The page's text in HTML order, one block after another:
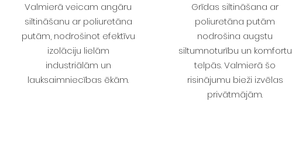
Valmierā veicam angāru
siltināšanu ar poliuretāna
putām, nodrošinot efektīvu
izolāciju lielām
industriālām un
lauksaimniecības ēkām.
Grīdas siltināšana ar
poliuretāna putām
nodrošina augstu
siltumnoturību un komfortu
telpās. Valmierā šo
risinājumu bieži izvēlas
privātmājām.